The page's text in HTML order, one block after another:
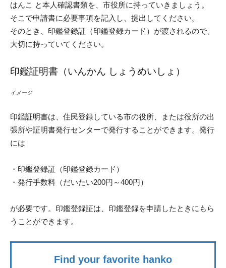
はんこ と本人確認書類を、市役所に持っていきましょう。
そこで申請書に必要事項を記入し、提出してください。
そのとき、印鑑登録証（印鑑登録カード）が渡されるので、
大切に持っていてください。
印鑑証明書（いんかん しょうめいしょ）
イメージ
印鑑証明書は、住民登録している市の役所、または役所の出
張所や証明書発行センターで発行することができます。発行
には
・印鑑登録証（印鑑登録カード）
・発行手数料（だいたい200円～400円）
が必要です。印鑑登録証は、印鑑登録を申請したときにもら
うことができます。
Find your favorite hanko